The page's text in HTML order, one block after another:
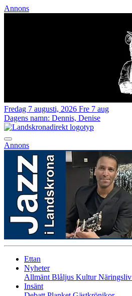
Annons
Fredag 7 augusti, 2026 Fre 7 aug
Dagens namn: Dennis, Denise
Annons
Ettan
Nyheter
Allmänt Blåljus KulturNäringsliv
Insänt